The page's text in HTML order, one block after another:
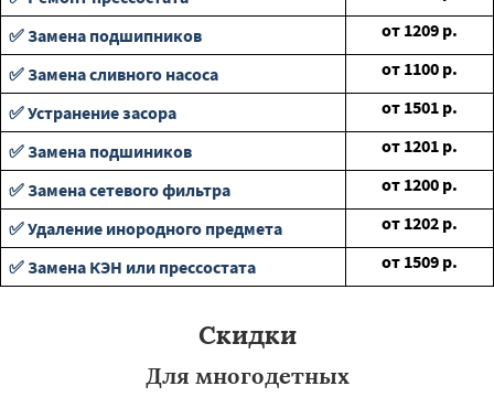
✅ Замена подшипников
от 1209 р.
✅ Замена сливного насоса
от 1100 р.
✅ Устранение засора
от 1501 р.
✅ Замена подшиников
от 1201 р.
✅ Замена сетевого фильтра
от 1200 р.
✅ Удаление инородного предмета
от 1202 р.
✅ Замена КЭН или прессостата
от 1509 р.
Скидки
Для многодетных